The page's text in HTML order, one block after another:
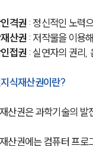
격권 : 정신적인 노력
산권 : 저작물을 이용
접권 : 실연자의 권리,
식재산권이란?
산권은 과학기술의 발
산권에는 컴퓨터 프로